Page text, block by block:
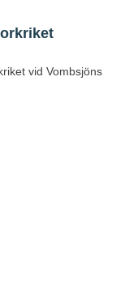
vid Vombsjöns